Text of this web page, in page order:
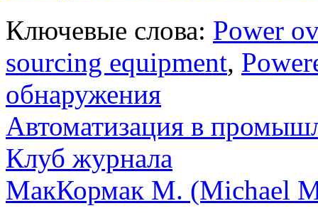
Ключевые слова: Power
sourcing equipment,
обнаружения
Автоматизация в
Клуб журнала
МакКормак М. (Michael